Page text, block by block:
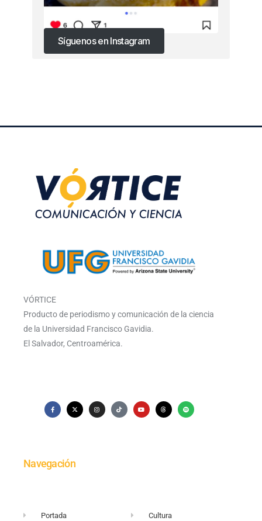
Síguenos en Instagram
VÓRTICE
Producto de periodismo y comunicación de la ciencia
de la Universidad Francisco Gavidia.
El Salvador, Centroamérica.
Navegación
Portada Cultura